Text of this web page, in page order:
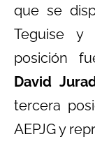
que se
Teguise y
posición
David
tercera
AEPJG y